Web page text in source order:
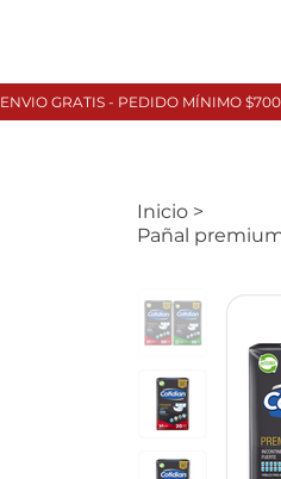
Inicio >
Pañal